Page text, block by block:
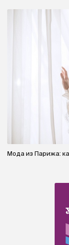
Мода из Парижа: